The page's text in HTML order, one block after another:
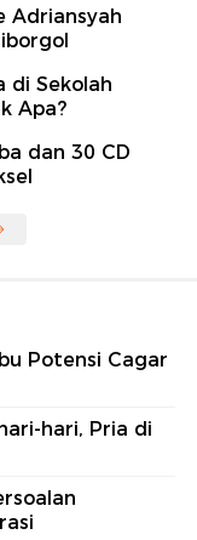
Adriansyah
di Sekolah
Apa?
dan 30 CD
Potensi Cagar
hari, Pria di